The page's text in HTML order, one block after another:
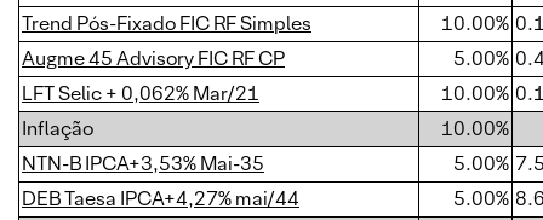
Trend Pós-Fixado FIC RF Simples
10.00%
Augme 45 Advisory FIC RF CP
5.00%
LFT Selic + 0,062% Mar/21
10.00%
Inflação
10.00%
NTN-B IPCA+3,53% Mai-35
5.00%
DEB Taesa IPCA+4,27% mai/44
5.00%